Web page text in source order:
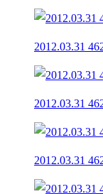
2012.03.31
2012.03.31
2012.03.31